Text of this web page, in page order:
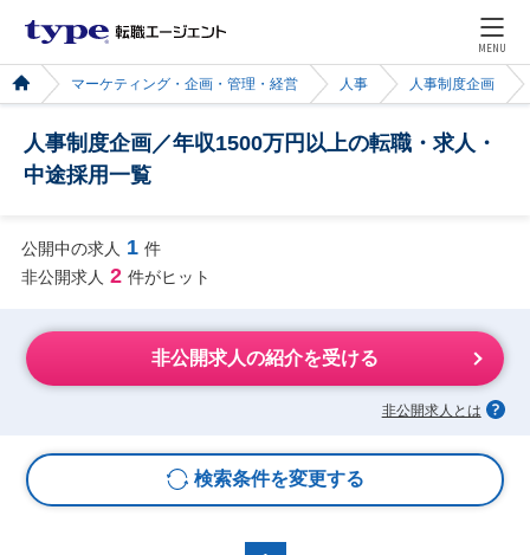
MENU
マーケティング・企画・管理・経営 人事 人事制度企画
人事制度企画／年収1500万円以上の転職・求人・
中途採用一覧
公開中の求人 1 件
非公開求人 2 件がヒット
非公開求人の紹介を受ける
非公開求人とは
検索条件を変更する